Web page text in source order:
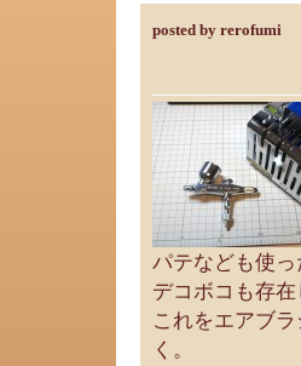
posted by rerofumi
パテなども使
デコボコも存在
これをエアブ
く。